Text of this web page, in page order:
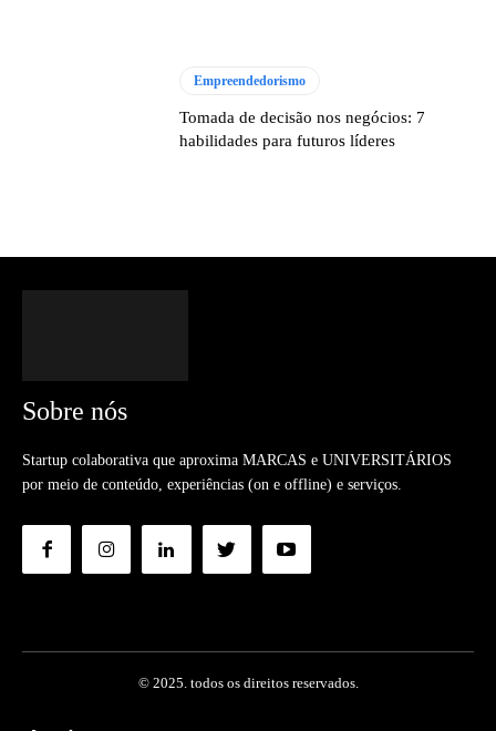
Empreendedorismo
Tomada de decisão nos negócios: 7
habilidades para futuros líderes
Sobre nós
Startup colaborativa que aproxima MARCAS e UNIVERSITÁRIOS
por meio de conteúdo, experiências (on e offline) e serviços.
© 2025. todos os direitos reservados.